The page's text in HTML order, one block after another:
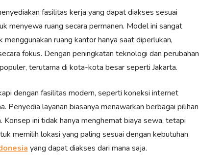
fasilitas kerja yang dapat diakses sesuai
menyewa ruang secara permanen. Model ini sangat
ruang kantor hanya saat diperlukan,
fokus. Dengan peningkatan teknologi dan perubahan
terutama di kota-kota besar seperti Jakarta.
dengan fasilitas modern, seperti koneksi internet
Penyedia layanan biasanya menawarkan berbagai pilihan
Konsep ini tidak hanya menghemat biaya sewa, tetapi
memilih lokasi yang paling sesuai dengan kebutuhan
yang dapat diakses dari mana saja.